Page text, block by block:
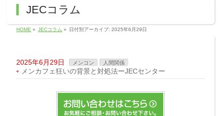
JECコラム
HOME » JECコラム » 日付別アーカイブ: 2025年6月29日
2025年6月29日 メンコン 人間関係
メンカフェ狂いの背景と対処法ーJECセンター